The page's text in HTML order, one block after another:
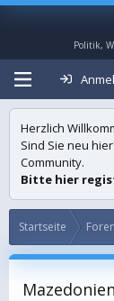
Politik,
Herzlich
Sind Sie neu
Community.
Bitte hier
Startseite Foren